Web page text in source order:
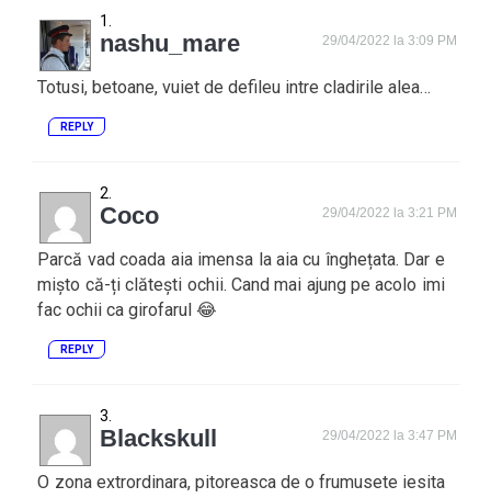
nashu_mare 29/04/2022 la 3:09 PM
Totusi, betoane, vuiet de defileu intre cladirile alea…
REPLY
Coco 29/04/2022 la 3:21 PM
Parcă vad coada aia imensa la aia cu înghețata. Dar e
mișto că-ți clătești ochii. Cand mai ajung pe acolo imi
fac ochii ca girofarul 😂
REPLY
Blackskull 29/04/2022 la 3:47 PM
O zona extrordinara, pitoreasca de o frumusete iesita